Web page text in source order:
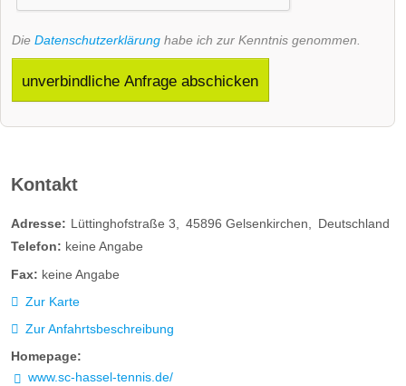
Die Datenschutzerklärung habe ich zur Kenntnis genommen.
unverbindliche Anfrage abschicken
Kontakt
Adresse: Lüttinghofstraße 3 45896 Gelsenkirchen
Deutschland
Telefon: keine Angabe
Fax: keine Angabe
Zur Karte
Zur Anfahrtsbeschreibung
Homepage:
www.sc-hassel-tennis.de/